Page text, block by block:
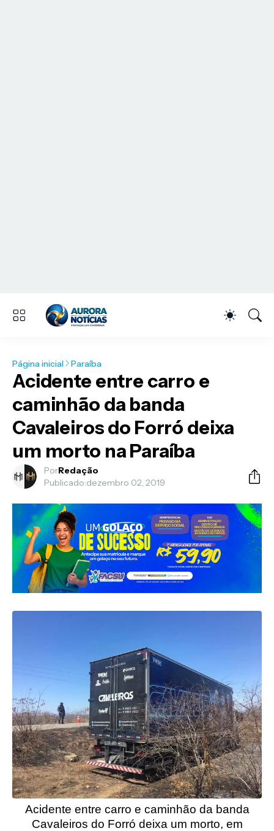
Página inicial Paraíba
Acidente entre carro e
caminhão da banda
Cavaleiros do Forró deixa
um morto na Paraíba
PorRedação
Publicado:dezembro 02, 2019
Acidente entre carro e caminhão da banda
Cavaleiros do Forró deixa um morto, em